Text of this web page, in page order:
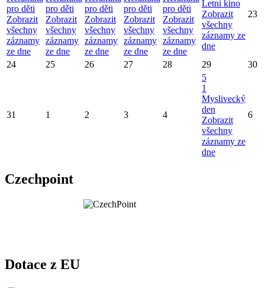
pro děti
Zobrazit
všechny
záznamy
ze dne
pro děti
Zobrazit
všechny
záznamy
ze dne
pro děti
Zobrazit
všechny
záznamy
ze dne
pro děti
Zobrazit
všechny
záznamy
ze dne
pro děti
Zobrazit
všechny
záznamy
ze dne
Letní kino
Zobrazit
všechny
záznamy ze
dne
23
24 25 26 27 28 29 30
31 1 2 3 4
5
1
Myslivecký
den
Zobrazit
všechny
záznamy ze
dne
6
Czechpoint
Dotace z EU